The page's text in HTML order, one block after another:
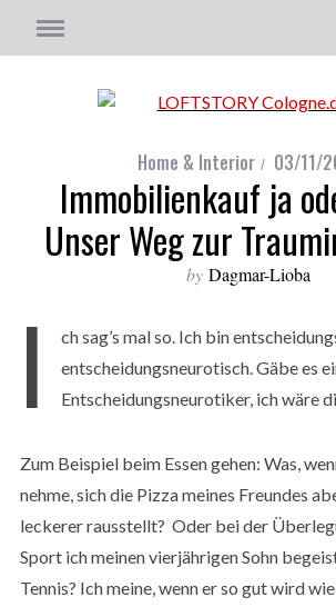
Home & Interior 03/11/
Immobilienkauf ja
Unser Weg zur
by Dagmar-Lioba
I
ch sag’s mal so. Ich bin
entscheidungsneurotisch. Gäbe es
Entscheidungsneurotiker, ich wäre
Zum Beispiel beim Essen gehen: Was,
nehme, sich die Pizza meines Freundes
leckerer rausstellt? Oder bei der
Sport ich meinen vierjährigen Sohn
Tennis? Ich meine, wenn er so gut wird